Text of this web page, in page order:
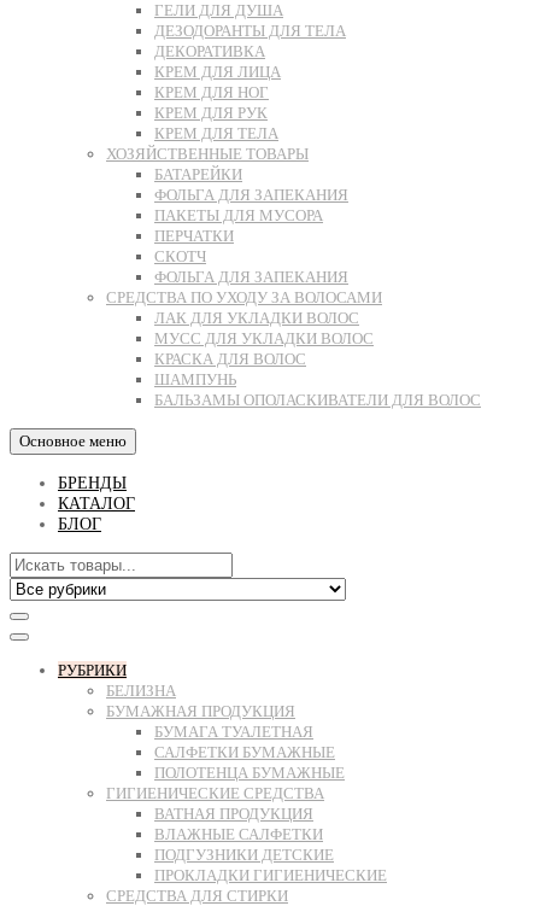
ГЕЛИ ДЛЯ ДУША
ДЕЗОДОРАНТЫ ДЛЯ ТЕЛА
ДЕКОРАТИВКА
КРЕМ ДЛЯ ЛИЦА
КРЕМ ДЛЯ НОГ
КРЕМ ДЛЯ РУК
КРЕМ ДЛЯ ТЕЛА
ХОЗЯЙСТВЕННЫЕ ТОВАРЫ
БАТАРЕЙКИ
ФОЛЬГА ДЛЯ ЗАПЕКАНИЯ
ПАКЕТЫ ДЛЯ МУСОРА
ПЕРЧАТКИ
СКОТЧ
ФОЛЬГА ДЛЯ ЗАПЕКАНИЯ
СРЕДСТВА ПО УХОДУ ЗА ВОЛОСАМИ
ЛАК ДЛЯ УКЛАДКИ ВОЛОС
МУСС ДЛЯ УКЛАДКИ ВОЛОС
КРАСКА ДЛЯ ВОЛОС
ШАМПУНЬ
БАЛЬЗАМЫ ОПОЛАСКИВАТЕЛИ ДЛЯ ВОЛОС
Основное меню
БРЕНДЫ
КАТАЛОГ
БЛОГ
РУБРИКИ
БЕЛИЗНА
БУМАЖНАЯ ПРОДУКЦИЯ
БУМАГА ТУАЛЕТНАЯ
САЛФЕТКИ БУМАЖНЫЕ
ПОЛОТЕНЦА БУМАЖНЫЕ
ГИГИЕНИЧЕСКИЕ СРЕДСТВА
ВАТНАЯ ПРОДУКЦИЯ
ВЛАЖНЫЕ САЛФЕТКИ
ПОДГУЗНИКИ ДЕТСКИЕ
ПРОКЛАДКИ ГИГИЕНИЧЕСКИЕ
СРЕДСТВА ДЛЯ СТИРКИ